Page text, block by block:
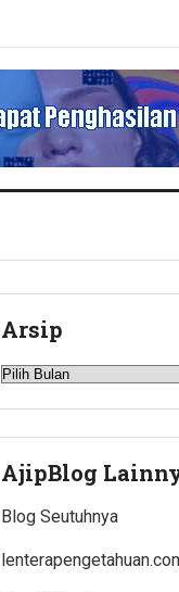
Arsip
Arsip
AjipBlog
Blog Seutuhnya